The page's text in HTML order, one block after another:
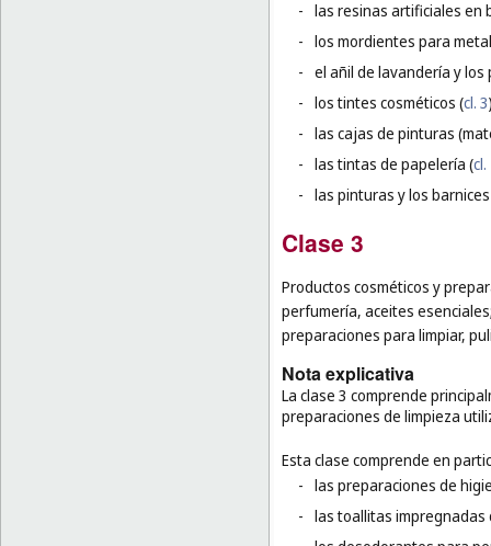
- las resinas artificiales en
- los mordientes para
- el añil de lavandería y
- los tintes cosméticos (cl. 3
- las cajas de pinturas
- las tintas de papelería (
- las pinturas y los
Clase 3
Productos cosméticos y
perfumería, aceites
preparaciones para limpiar,
Nota explicativa
La clase 3 comprende
preparaciones de limpieza
Esta clase comprende en
- las preparaciones de
- las toallitas impregnadas